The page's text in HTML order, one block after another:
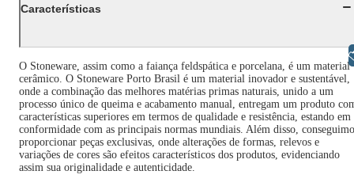
Características
O Stoneware, assim como a faiança feldspática e porcelana, é um material
cerâmico. O Stoneware Porto Brasil é um material inovador e sustentável,
onde a combinação das melhores matérias primas naturais, unido a um
processo único de queima e acabamento manual, entregam um produto
características superiores em termos de qualidade e resistência, estando em
conformidade com as principais normas mundiais. Além disso,
proporcionar peças exclusivas, onde alterações de formas, relevos e
variações de cores são efeitos característicos dos produtos, evidenciando
assim sua originalidade e autenticidade.